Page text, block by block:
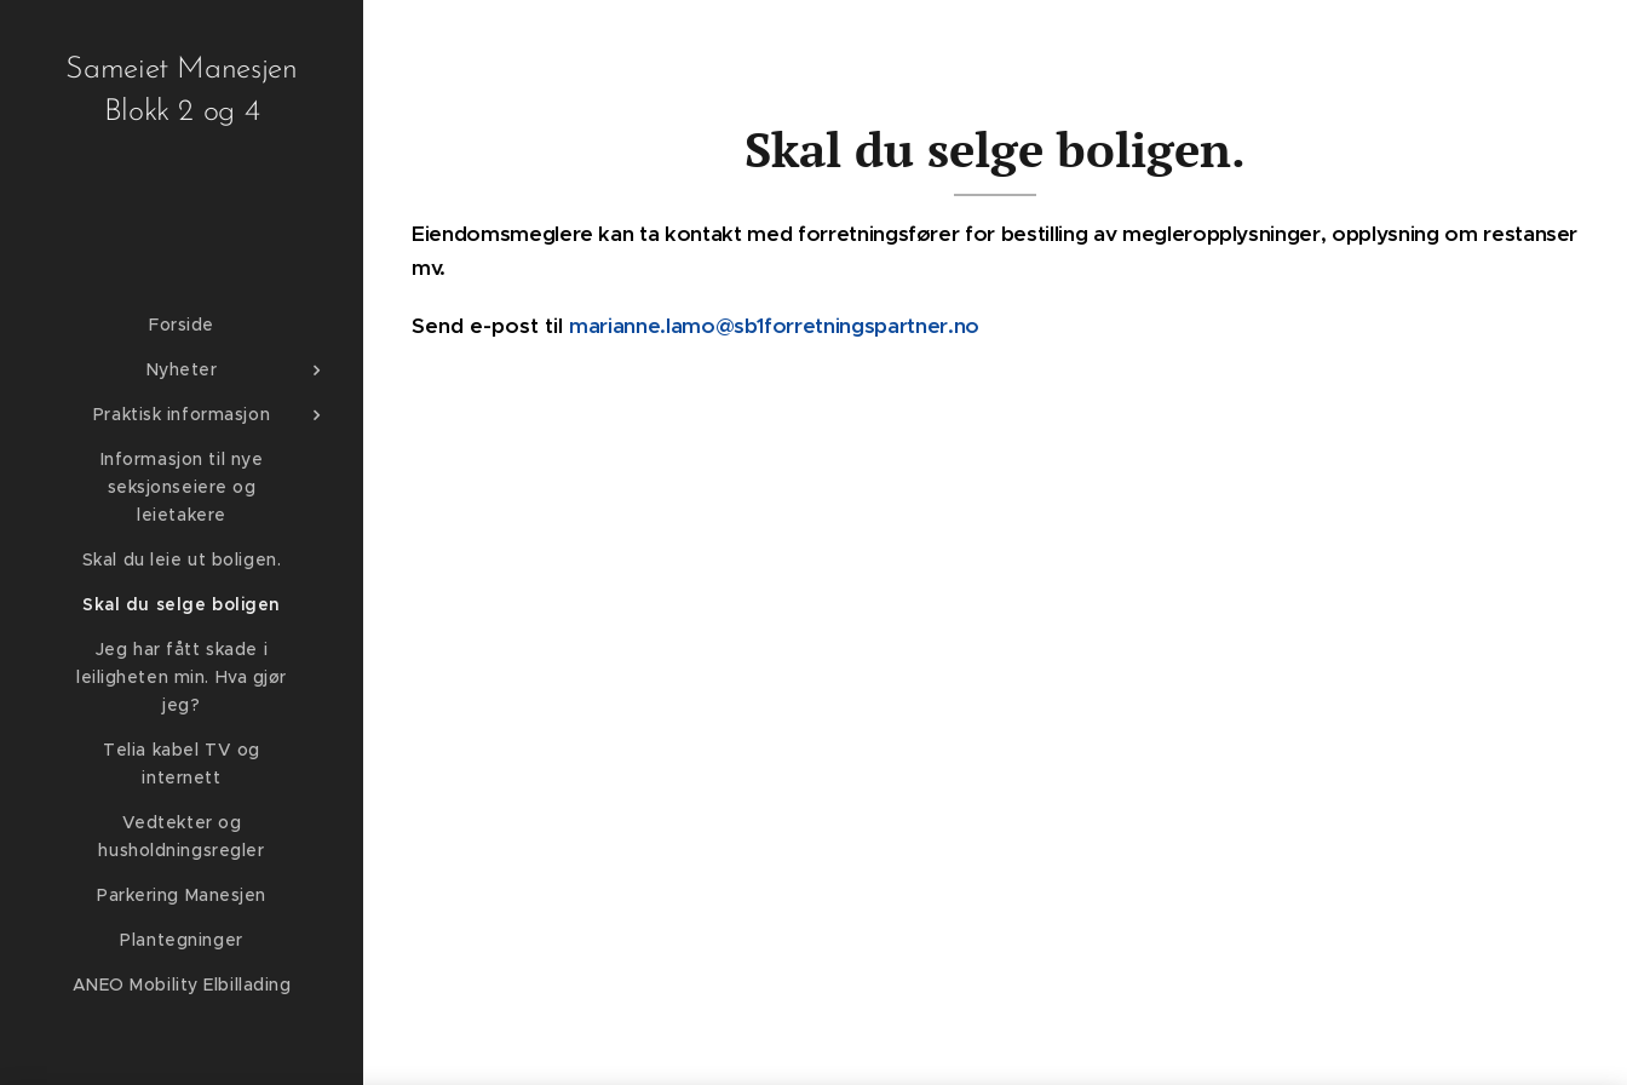
Sameiet Manesjen
Blokk 2 og 4
Forside
Nyheter
Praktisk informasjon
Informasjon til nye
seksjonseiere og
leietakere
Skal du leie ut boligen.
Skal du selge boligen
Jeg har fått skade i
leiligheten min. Hva gjør
jeg?
Telia kabel TV og
internett
Vedtekter og
husholdningsregler
Parkering Manesjen
Plantegninger
ANEO Mobility Elbillading
Skal du selge boligen.
Eiendomsmeglere kan ta kontakt med forretningsfører for bestilling av megleropplysninger, opplysning om restanser
mv.
Send e-post til marianne.lamo@sb1forretningspartner.no